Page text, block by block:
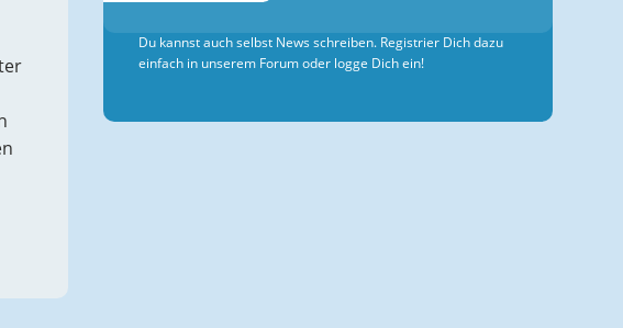
Du kannst auch selbst News schreiben. Registrier Dich dazu
einfach in unserem Forum oder logge Dich ein!